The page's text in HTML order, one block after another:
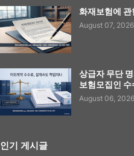
화재보험에 관
August 07, 2026
상급자 무단
보험모집인
August 06, 2026
인기 게시글